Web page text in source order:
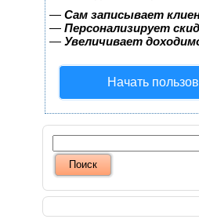
— Сам записывает
— Персонализирует
— Увеличивает
Начать